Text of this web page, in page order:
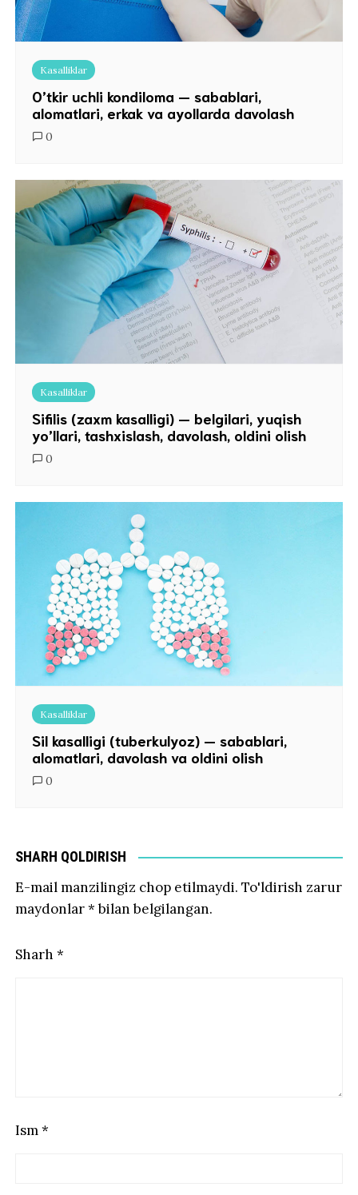
Kasalliklar
O’tkir uchli kondiloma — sabablari,
alomatlari, erkak va ayollarda davolash
0
Kasalliklar
Sifilis (zaxm kasalligi) — belgilari, yuqish
yo’llari, tashxislash, davolash, oldini olish
0
Kasalliklar
Sil kasalligi (tuberkulyoz) — sabablari,
alomatlari, davolash va oldini olish
0
SHARH QOLDIRISH
E-mail manzilingiz chop etilmaydi. To'ldirish zarur
maydonlar*bilan belgilangan.
Sharh*
Ism*